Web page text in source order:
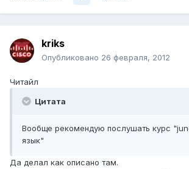
kriks
Опубликовано 26 февраля, 2012
Читайл
Цитата
Вообще рекомендую послушать курс
язык"
Да делал как описано там.